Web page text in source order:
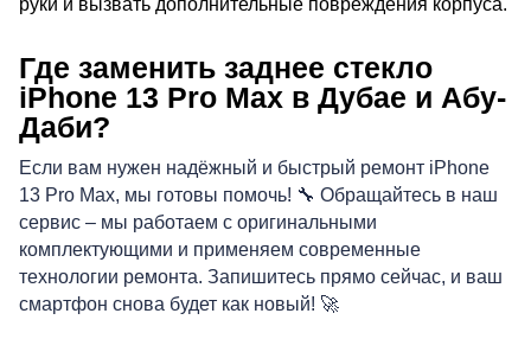
Где заменить заднее стекло
iPhone 13 Pro Max в Дубае и Абу-
Даби?
Если вам нужен надёжный и быстрый ремонт iPhone
13 Pro Max, мы готовы помочь! 🔧 Обращайтесь в наш
сервис – мы работаем с оригинальными
комплектующими и применяем современные
технологии ремонта. Запишитесь прямо сейчас, и ваш
смартфон снова будет как новый! 🚀